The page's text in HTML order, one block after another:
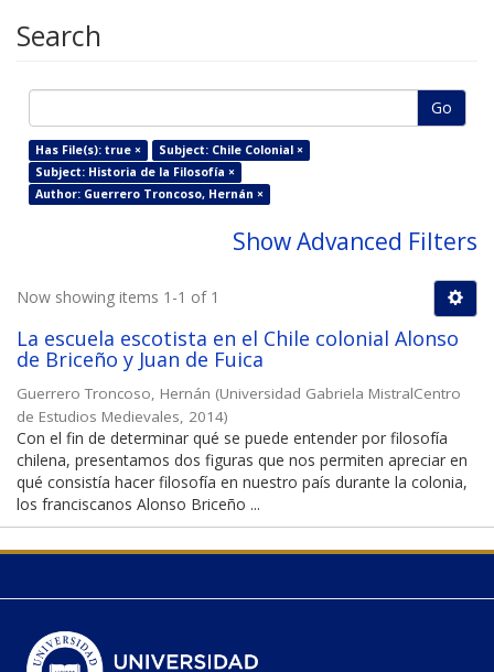
Search
Go
Has File(s): true ×
Subject: Chile Colonial ×
Subject: Historia de la Filosofía ×
Author: Guerrero Troncoso, Hernán ×
Show Advanced Filters
Now showing items 1-1 of 1
La escuela escotista en el Chile colonial Alonso
de Briceño y Juan de Fuica
Guerrero Troncoso, Hernán (Universidad Gabriela MistralCentro
de Estudios Medievales, 2014)
Con el fin de determinar qué se puede entender por filosofía
chilena, presentamos dos figuras que nos permiten apreciar en
qué consistía hacer filosofía en nuestro país durante la colonia,
los franciscanos Alonso Briceño ...